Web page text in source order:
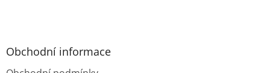
Obchodní informace